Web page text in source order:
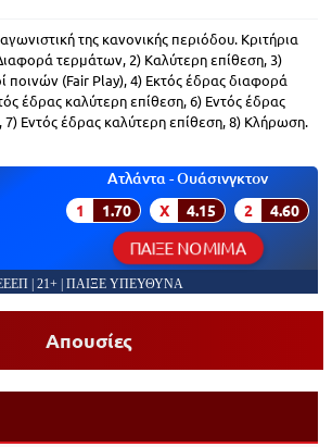
της κανονικής περιόδου. Κριτήρια
τερμάτων, 2) Καλύτερη επίθεση, 3)
ποινών (Fair Play), 4) Εκτός έδρας διαφορά
έδρας καλύτερη επίθεση, 6) Εντός έδρας
Εντός έδρας καλύτερη επίθεση, 8) Κλήρωση.
Ατλάντα - Ουάσινγκτον
1 1.70 X 4.15 2 4.60
ΠΑΙΞΕ ΝΟΜΙΜΑ
| 21+ | ΠΑΙΞΕ ΥΠΕΥΘΥΝΑ
Απουσίες